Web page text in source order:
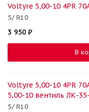
Voltyre 5,00-10 4PR
5/ R10
3 950 ₽
В
Voltyre 5,00-10 4PR
5,00-10 вентиль ЛК-
5/ R10